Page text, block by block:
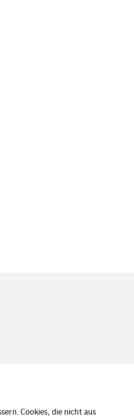
Cookies, die nicht aus